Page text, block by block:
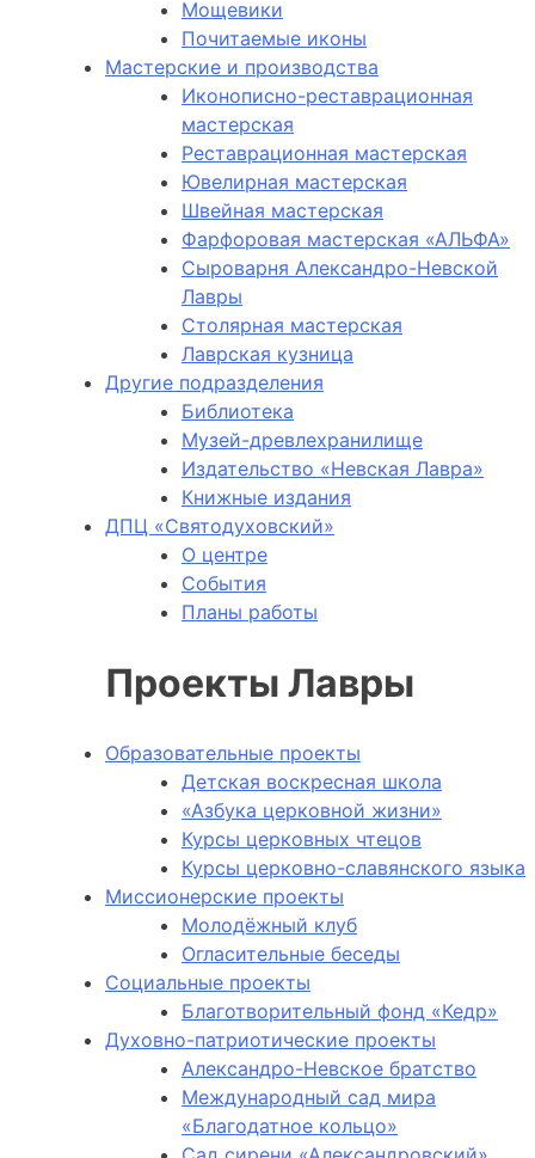
Мощевики
Почитаемые иконы
Мастерские и производства
Иконописно-реставрационная
мастерская
Реставрационная мастерская
Ювелирная мастерская
Швейная мастерская
Фарфоровая мастерская «АЛЬФА»
Сыроварня Александро-Невской
Лавры
Столярная мастерская
Лаврская кузница
Другие подразделения
Библиотека
Музей-древлехранилище
Издательство «Невская Лавра»
Книжные издания
ДПЦ «Святодуховский»
О центре
События
Планы работы
Проекты Лавры
Образовательные проекты
Детская воскресная школа
«Азбука церковной жизни»
Курсы церковных чтецов
Курсы церковно-славянского языка
Миссионерские проекты
Молодёжный клуб
Огласительные беседы
Социальные проекты
Благотворительный фонд «Кедр»
Духовно-патриотические проекты
Александро-Невское братство
Международный сад мира
«Благодатное кольцо»